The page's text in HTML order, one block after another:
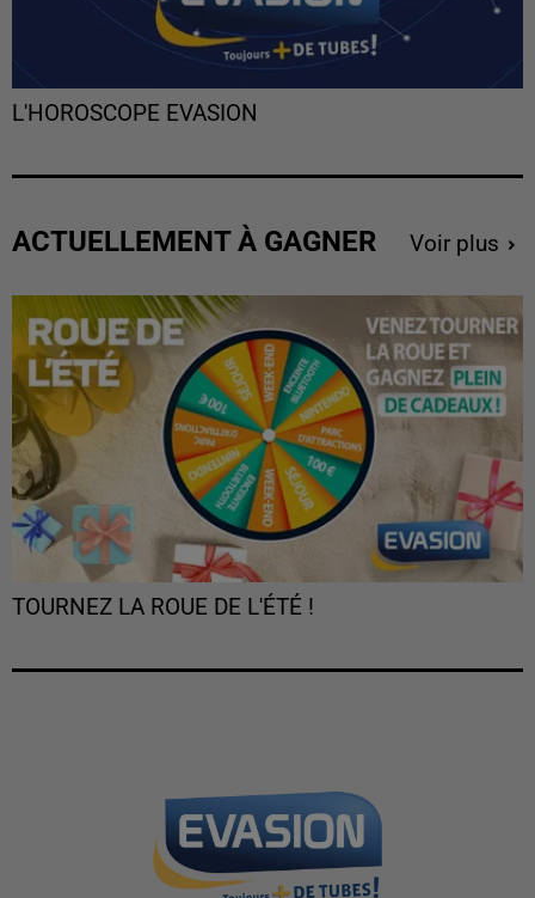
L'HOROSCOPE EVASION
ACTUELLEMENT À GAGNER Voir plus
TOURNEZ LA ROUE DE L'ÉTÉ !